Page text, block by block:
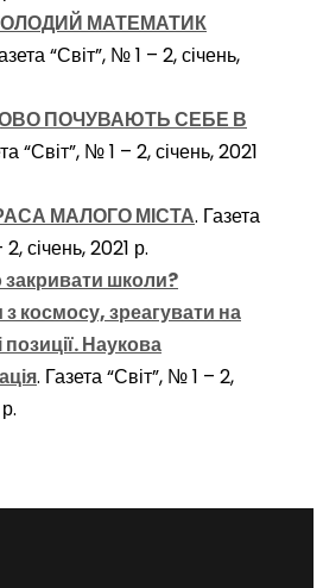
МАТЕМАТИК
“Світ”, № 1 – 2, січень,
ПОЧУВАЮТЬ СЕБЕ В
“Світ”, № 1 – 2, січень, 2021
МАЛОГО МІСТА. Газета
січень, 2021 р.
закривати школи?
з космосу, зреагувати на
Наукова
. Газета “Світ”, № 1 – 2,